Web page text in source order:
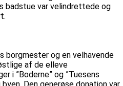
badstue var velindrettede og
borgmester og en velhavende
af de elleve
i ”Boderne” og ”Tuesens